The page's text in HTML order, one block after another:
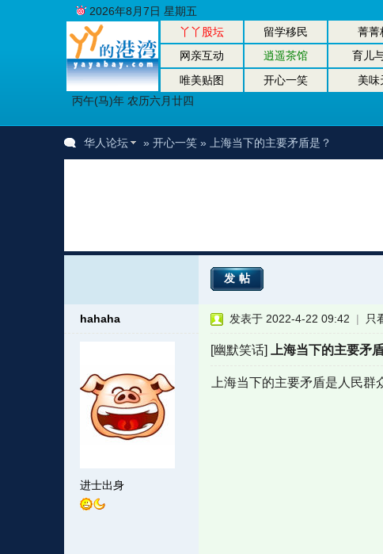
丫丫股坛 留学移民 菁菁
网亲互动
逍遥茶馆 育儿
唯美贴图
开心一笑 美味
丙午(马)年 农历六月廿四
2026年8月7日 星期五
华人论坛 » 开心一笑» 上海当下的主要矛盾是？
发帖
hahaha
进士出身
发表于 2022-4-22 09:42 | 只
[幽默笑话]上海当下的主要矛
上海当下的主要矛盾是人民